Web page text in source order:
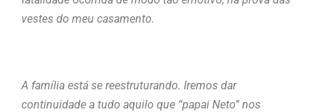
vestes do meu casamento.
A família está se reestruturando. Iremos dar
continuidade a tudo aquilo que “papai Neto” nos